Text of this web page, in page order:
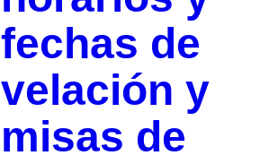
fechas de
velación y
misas de